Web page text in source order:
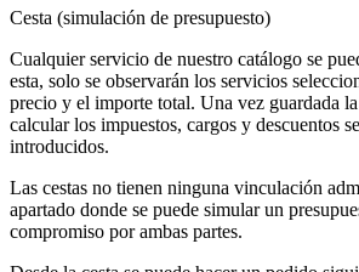
Cesta (simulación de presupuesto)
Cualquier servicio de nuestro catálogo se
esta, solo se observarán los servicios
precio y el importe total. Una vez guardada la
calcular los impuestos, cargos y descuentos
introducidos.
Las cestas no tienen ninguna vinculación
apartado donde se puede simular un
compromiso por ambas partes.